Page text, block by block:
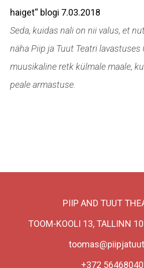
haiget“ blogi 7.03.2018
Seda, kuidas nali on nii valus, et
näha Piip ja Tuut Teatri lavastuses
muusikaline retk külmale maale,
peale armastuse.
PIIP AND TUUT
TOOM-KOOLI 13, TALLINN
+372 56468040